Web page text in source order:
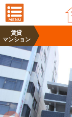
賃貸
マンション